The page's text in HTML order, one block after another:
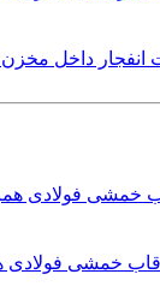
انفجار داخل
قاب خمشی فولادی